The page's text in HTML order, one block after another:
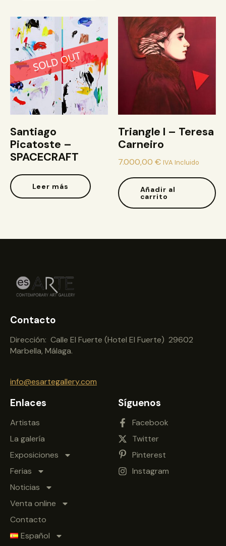
Santiago
Picatoste –
SPACECRAFT
Leer más
Triangle I – Teresa
Carneiro
7.000,00 € IVA Incluido
Añadir al
carrito
Contacto
Dirección: Calle El Fuerte (Hotel El Fuerte) 29602
Marbella, Málaga.
info@esartegallery.com
Enlaces
Artistas
La galería
Exposiciones
Ferias
Noticias
Venta online
Contacto
Español
Síguenos
Facebook
Twitter
Pinterest
Instagram